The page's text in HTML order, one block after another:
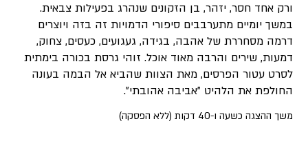
ורק אחד חסר, יזהר, בן הזקונים שנהרג בפעילות צבאית.
במשך יומיים מתערבבים סיפורי הדמויות זה בזה ויוצרים
דרמה מסחררת של אהבה, בגידה, געגועים, כעסים, צחוק,
דמעות, שירים והרבה מאוד אוכל. זוהי גרסת בכורה בימתית
לסרט עטור הפרסים, מאת הצוות שהביא אל הבמה בעונה
החולפת את הלהיט "אביבה אהובתי".
משך ההצגה כשעה ו-40 דקות (ללא הפסקה)